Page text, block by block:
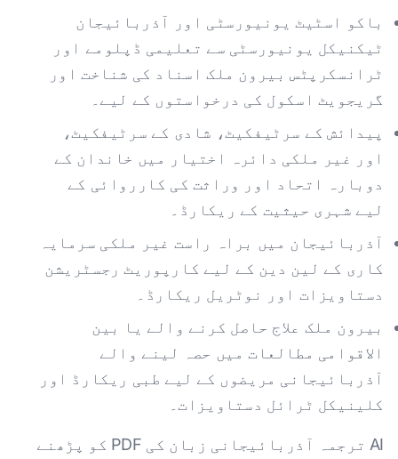
باکو اسٹیٹ یونیورسٹی اور آذربائیجان
ٹیکنیکل یونیورسٹی سے تعلیمی ڈپلومے اور
ٹرانسکرپٹس بیرون ملک اسناد کی شناخت اور
گریجویٹ اسکول کی درخواستوں کے لیے۔
پیدائش کے سرٹیفکیٹ، شادی کے سرٹیفکیٹ،
اور غیر ملکی دائرہ اختیار میں خاندان کے
دوبارہ اتحاد اور وراثت کی کارروائی کے
لیے شہری حیثیت کے ریکارڈ۔
آذربائیجان میں براہ راست غیر ملکی سرمایہ
کاری کے لین دین کے لیے کارپوریٹ رجسٹریشن
دستاویزات اور نوٹریل ریکارڈ۔
بیرون ملک علاج حاصل کرنے والے یا بین
الاقوامی مطالعات میں حصہ لینے والے
آذربائیجانی مریضوں کے لیے طبی ریکارڈ اور
کلینیکل ٹرائل دستاویزات۔
AI ترجمہ آذربائیجانی زبان کی PDF کو پڑھنے